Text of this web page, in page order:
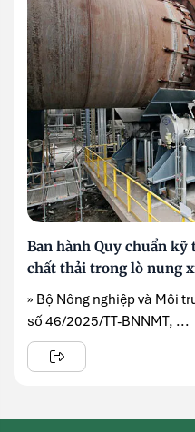
Ban hành Quy chuẩn
chất thải trong lò nung
» Bộ Nông nghiệp và Môi
số 46/2025/TT-BNNMT, ...